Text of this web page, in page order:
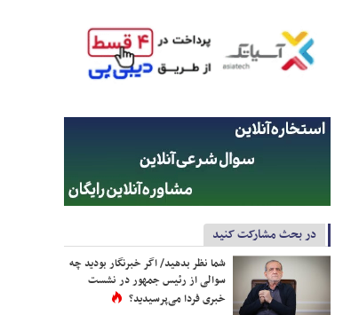
در بحث مشارکت کنید
شما نظر بدهید/ اگر خبرنگار بودید چه
سوالی از رئیس جمهور در نشست
خبری فردا می‌پرسیدید؟